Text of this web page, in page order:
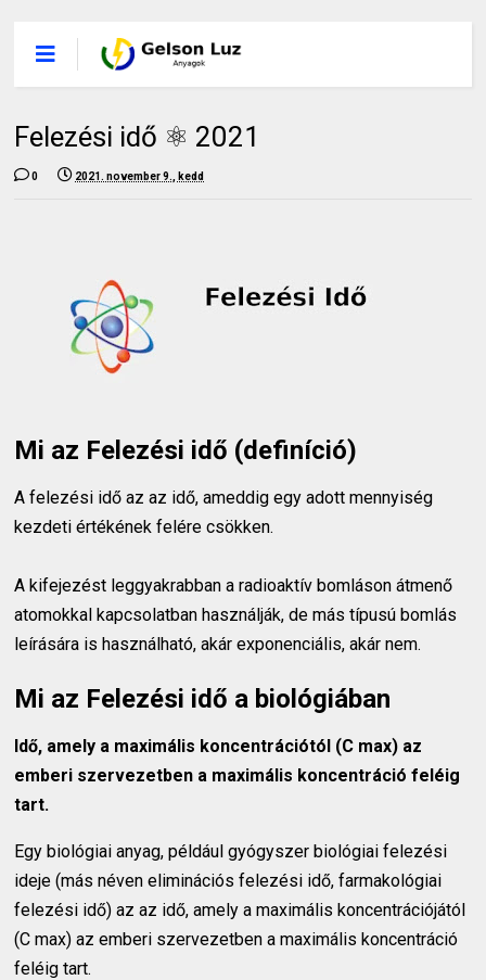
Felezési idő ⚛️ 2021
0 2021. november 9., kedd
Mi az Felezési idő (definíció)
A felezési idő az az idő, ameddig egy adott mennyiség
kezdeti értékének felére csökken.
A kifejezést leggyakrabban a radioaktív bomláson átmenő
atomokkal kapcsolatban használják, de más típusú bomlás
leírására is használható, akár exponenciális, akár nem.
Mi az Felezési idő a biológiában
Idő, amely a maximális koncentrációtól (C max) az
emberi szervezetben a maximális koncentráció feléig
tart.
Egy biológiai anyag, például gyógyszer biológiai felezési
ideje (más néven eliminációs felezési idő, farmakológiai
felezési idő) az az idő, amely a maximális koncentrációjától
(C max) az emberi szervezetben a maximális koncentráció
feléig tart.